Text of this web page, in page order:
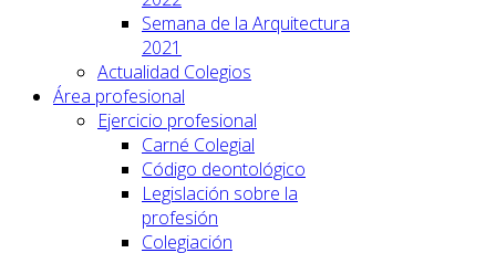
Semana de la Arquitectura
2021
Actualidad Colegios
Área profesional
Ejercicio profesional
Carné Colegial
Código deontológico
Legislación sobre la
profesión
Colegiación